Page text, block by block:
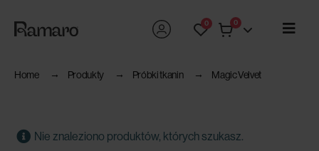
0 0
Home Produkty Próbki tkanin Magic Velvet
Nie znaleziono produktów, których szukasz.